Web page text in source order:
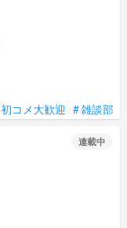
初コメ大歓迎 #雑談部屋
連載中